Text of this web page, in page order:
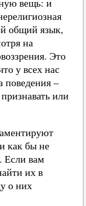
вещь: и
общий язык,
на
Это
у всех нас
поведения –
или
как бы не
Если вам
их в
о них